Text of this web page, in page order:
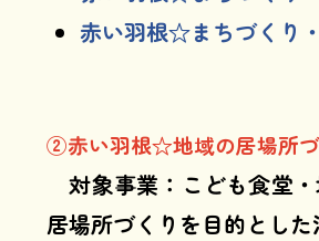
赤い羽根☆まちづくり
②赤い羽根☆地域の居場所づ
対象事業：こども食堂
居場所づくりを目的とした